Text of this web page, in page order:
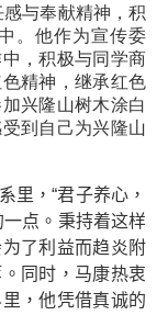
与奉献精神，积
。他作为宣传委
，积极与同学商
精神，继承红色
兴隆山树木涂白
到自己为兴隆山
里，“君子养心，
一点。秉持着这样
了利益而趋炎附
同时，马康热衷
，他凭借真诚的